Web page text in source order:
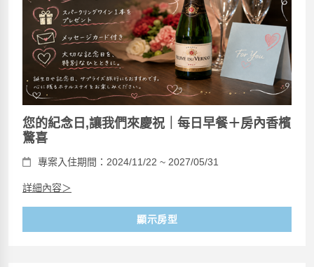
您的紀念日,讓我們來慶祝｜每日早餐＋房內香檳
驚喜
專案入住期間：2024/11/22 ~ 2027/05/31
詳細內容＞
顯示房型